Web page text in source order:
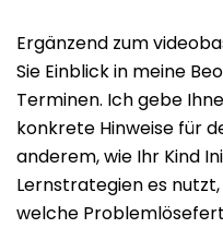
Ergänzend zum
Sie Einblick in meine
Terminen. Ich gebe
konkrete Hinweise für
anderem, wie Ihr Kind
Lernstrategien es
welche